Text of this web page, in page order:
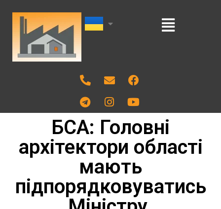
БСА: Головні
архітектори області
мають
підпорядковуватись